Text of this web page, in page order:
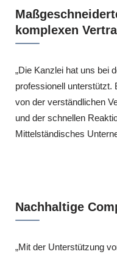
komplexen
„Die Kanzlei hat uns bei
professionell unterstützt.
von der verständlichen
und der schnellen
Mittelständisches
Nachhaltige
„Mit der Unterstützung